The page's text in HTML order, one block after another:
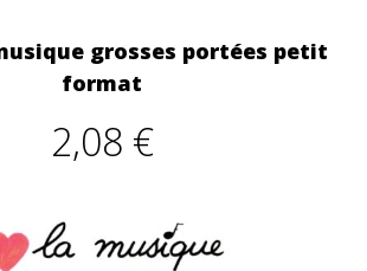
grosses portées petit
format
2,08 €